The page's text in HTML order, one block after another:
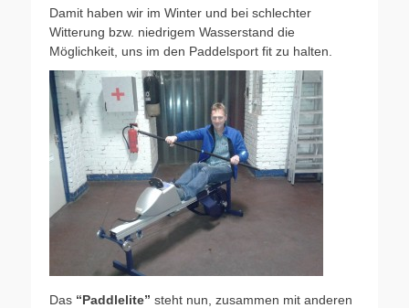
Damit haben wir im Winter und bei schlechter
Witterung bzw. niedrigem Wasserstand die
Möglichkeit, uns im den Paddelsport fit zu halten.
Das “Paddlelite” steht nun, zusammen mit anderen